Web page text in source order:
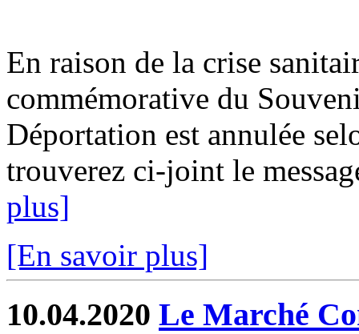
En raison de la crise
commémorative du
Déportation est annulée
trouverez ci-joint le
plus]
[En savoir plus]
10.04.2020 Le Marché